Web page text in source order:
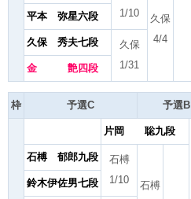
1/10
久保
4/4
平本 弥星六段
久保 秀夫七段
久保
1/31
金 艶四段
枠 予選C 予選B
片岡 聡九段
石榑 郁郎九段
石榑
1/10
石榑
鈴木伊佐男七段